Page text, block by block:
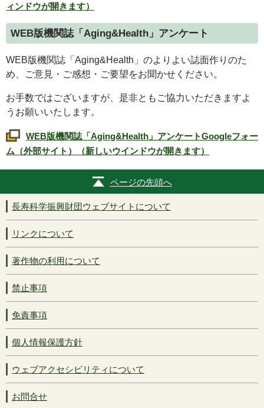
ィンドウが開きます）
WEB版機関誌「 Aging&Health 」アンケート
WEB版機関誌「 Aging&Health 」のよりよい誌面作りのた
め、ご意見・ご感想・ご要望をお聞かせください。
お手数ではございますが、是非ともご協力いただきますよ
うお願いいたします。
WEB版機関誌「Aging&Health 」アンケートGoogleフォー
ム（外部サイト）（新しいウインドウが開きます）
ページの先頭へ
長寿科学振興財団ウェブサイトについて
リンクについて
著作物の利用について
禁止事項
免責事項
個人情報保護方針
ウェブアクセシビリティについて
お問合せ